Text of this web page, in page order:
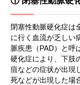
閉塞性動脈硬化症は
に行く血流が乏しい
脈疾患（PAD）と呼
硬化症により、下肢
疽などの症状が出現
死などが出現した場